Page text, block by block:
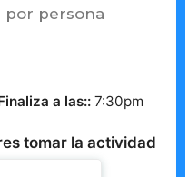
por persona
a las: 7:30pm
tomar la actividad